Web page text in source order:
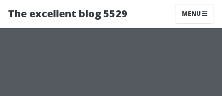
The excellent blog 5529 MENU